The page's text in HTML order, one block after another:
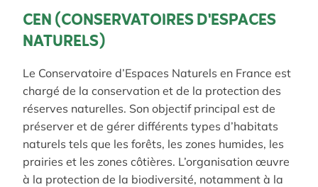
CEN (CONSERVATOIRES D'ESPACES
NATURELS)
Le Conservatoire d’Espaces Naturels en France est
chargé de la conservation et de la protection des
réserves naturelles. Son objectif principal est de
préserver et de gérer différents types d’habitats
naturels tels que les forêts, les zones humides, les
prairies et les zones côtières. L’organisation œuvre
à la protection de la biodiversité, notamment à la